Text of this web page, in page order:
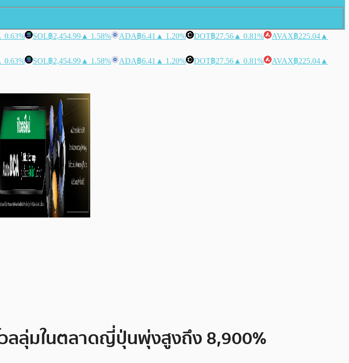
0.63% SOL฿2,454.99 ▲ 1.58% ADA฿6.41 ▲ 1.20% DOT฿27.56 ▲ 0.81% AVAX฿225.04 ▲
0.63% SOL฿2,454.99 ▲ 1.58% ADA฿6.41 ▲ 1.20% DOT฿27.56 ▲ 0.81% AVAX฿225.04 ▲
วลลุ่มในตลาดญี่ปุ่นพุ่งสูงถึง 8,900%